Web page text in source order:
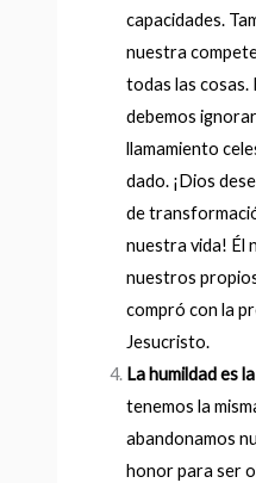
capacidades.
nuestra
todas las cosas.
debemos
llamamiento
dado. ¡Dios
de
nuestra vida! Él
nuestros
compró con la
Jesucristo.
La humildad es
tenemos la
abandonamos
honor para ser